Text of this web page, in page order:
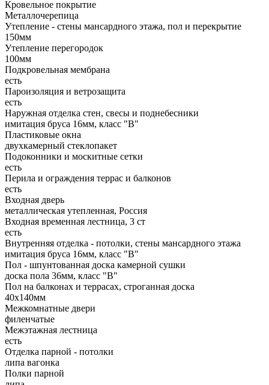
Кровельное покрытие
Металлочерепица
Утепление - стены мансардного этажа, пол и перекрытие
150мм
Утепление перегородок
100мм
Подкровельная мембрана
есть
Пароизоляция и ветрозащита
есть
Наружная отделка стен, свесы и поднебесники
имитация бруса 16мм, класс "В"
Пластиковые окна
двухкамерный стеклопакет
Подоконники и москитные сетки
есть
Перила и ограждения террас и балконов
есть
Входная дверь
металлическая утепленная, Россия
Входная временная лестница, 3 ст
есть
Внутренняя отделка - потолки, стены мансардного этажа
имитация бруса 16мм, класс "В"
Пол - шпунтованная доска камерной сушки
доска пола 36мм, класс "B"
Пол на балконах и террасах, строганная доска
40х140мм
Межкомнатные двери
филенчатые
Межэтажная лестница
есть
Отделка парной - потолки
липа вагонка
Полки парной